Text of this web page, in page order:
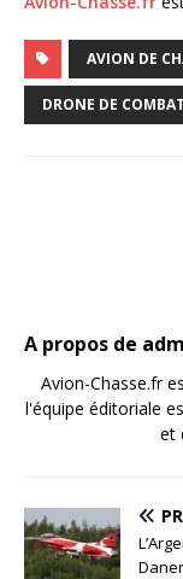
AVION DE
DRONE DE COMBAT
A propos de
Avion-Chasse.fr
l'équipe éditoriale
et